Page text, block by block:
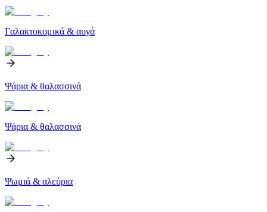
Γαλακτοκομικά & αυγά
Ψάρια & θαλασσινά
Ψάρια & θαλασσινά
Ψωμιά & αλεύρια